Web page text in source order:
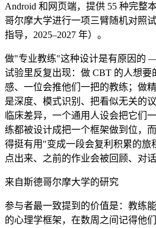
Android 和网页端，提供 55 种完整
哥尔摩大学进行一项三臂随机对照
指导，2025–2027 年）。
做"专业教练"这种设计是有原因的
试验里反复出现：做 CBT 的人想要
感、一位会推他们一把的教练；做
是深度、模式识别、把看似无关的
临床差异，一个通用人设会把它们
练都被设计成把一个框架做到位，
得挺有用"变成一段会复利积累的
点出来、之前的作业会被回顾、对
来自斯德哥尔摩大学的研究
参与者最一致提到的价值是：教练
的心理学框架，在数周之间记得他